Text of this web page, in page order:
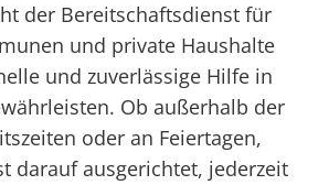
der Bereitschaftsdienst für
und private Haushalte
und zuverlässige Hilfe in
Ob außerhalb der
oder an Feiertagen,
darauf ausgerichtet, jederzeit